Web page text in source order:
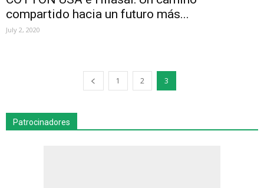
compartido hacia un futuro más...
July 2, 2020
1 2 3
Patrocinadores